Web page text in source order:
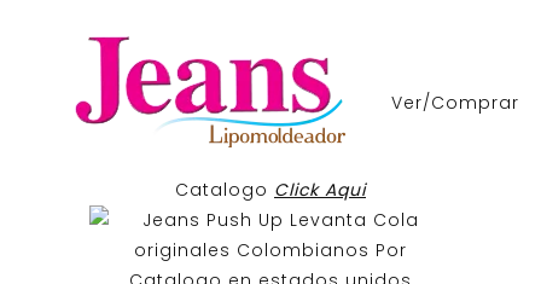
Ver/Comprar
Catalogo Click Aqui